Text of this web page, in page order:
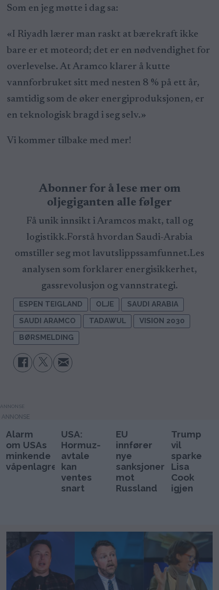
Som en jeg møtte i dag sa:
«I Riyadh lærer man raskt at bærekraft ikke
bare er et moteord; det er en nødvendighet for
overlevelse. At Aramco klarer å kutte
vannforbruket sitt med nesten 8 % på ett år,
samtidig som de øker energiproduksjonen, er
en teknologisk bragd i seg selv.»
Vi kommer tilbake med mer!
Abonner for å lese mer om
oljegiganten alle følger
Få unik innsikt i Aramcos makt, tall og
logistikk.Forstå hvordan Saudi-Arabia
omstiller seg mot lavutslippssamfunnet.Les
analysen som forklarer energisikkerhet,
gassrevolusjon og vannstrategi.
ESPEN TEIGLAND OLJE
SAUDI ARABIA
SAUDI ARAMCO
TADAWUL
VISION 2030
BØRSMELDING
ANNONSE
Alarm
om USAs
minkende
våpenlagre
USA:
Hormuz-
avtale
kan
ventes
snart
EU
innfører
nye
sanksjoner
mot
Russland
Trump
vil
sparke
Lisa
Cook
igjen